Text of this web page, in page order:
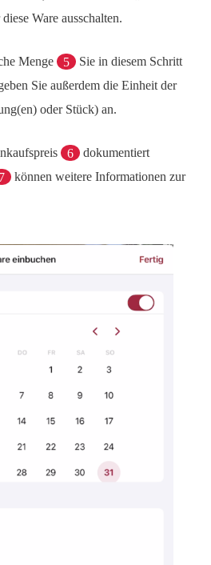
Ware ausschalten.
Menge 5
Sie in diesem Schritt
Sie außerdem die Einheit der
oder Stück) an.
6
dokumentiert
7
können weitere Informationen zur